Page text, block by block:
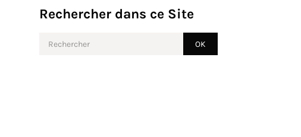
Rechercher dans ce Site